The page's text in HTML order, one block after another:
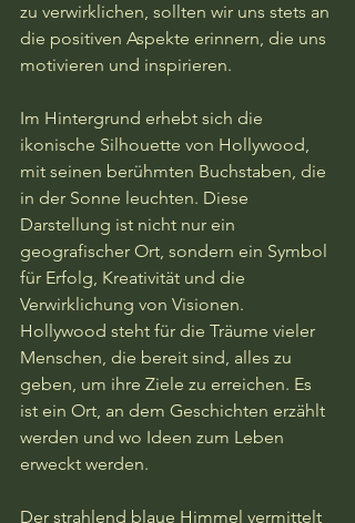
zu verwirklichen, sollten wir uns stets an
die positiven Aspekte erinnern, die uns
motivieren und inspirieren.
Im Hintergrund erhebt sich die
ikonische Silhouette von Hollywood,
mit seinen berühmten Buchstaben, die
in der Sonne leuchten. Diese
Darstellung ist nicht nur ein
geografischer Ort, sondern ein Symbol
für Erfolg, Kreativität und die
Verwirklichung von Visionen.
Hollywood steht für die Träume vieler
Menschen, die bereit sind, alles zu
geben, um ihre Ziele zu erreichen. Es
ist ein Ort, an dem Geschichten erzählt
werden und wo Ideen zum Leben
erweckt werden.
Der strahlend blaue Himmel vermittelt